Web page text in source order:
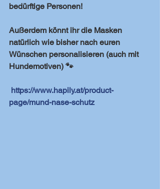
bedürftige Personen!
Außerdem könnt ihr die Masken
natürlich wie bisher nach euren
Wünschen personalisieren (auch mit
Hundemotiven) 🐾
https://www.hapily.at/product-
page/mund-nase-schutz